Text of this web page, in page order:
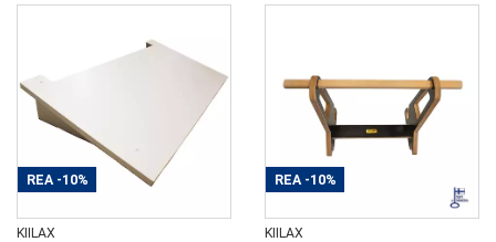
REA -10%
KIILAX
REA -10%
KIILAX